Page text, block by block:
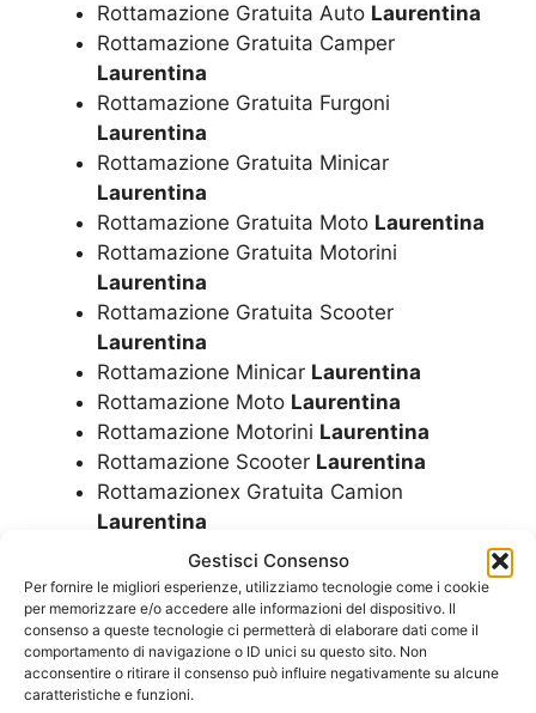
Gestisci Consenso
Per fornire le migliori esperienze, utilizziamo tecnologie come i cookie
per memorizzare e/o accedere alle informazioni del dispositivo. Il
consenso a queste tecnologie ci permetterà di elaborare dati come il
comportamento di navigazione o ID unici su questo sito. Non
acconsentire o ritirare il consenso può influire negativamente su alcune
caratteristiche e funzioni.
Rottamazione Gratuita Auto Laurentina
Rottamazione Gratuita Camper
Laurentina
Rottamazione Gratuita Furgoni
Laurentina
Rottamazione Gratuita Minicar
Laurentina
Rottamazione Gratuita Moto Laurentina
Rottamazione Gratuita Motorini
Laurentina
Rottamazione Gratuita Scooter
Laurentina
Rottamazione Minicar Laurentina
Rottamazione Moto Laurentina
Rottamazione Motorini Laurentina
Rottamazione Scooter Laurentina
Rottamazionex Gratuita Camion
Laurentina
Sfascio AutoLaurentina
Sfascio CamionLaurentina
Sfascio CamperLaurentina
Sfascio FurgoniLaurentina
Sfascio Minicar Laurentina
Sfascio Moto